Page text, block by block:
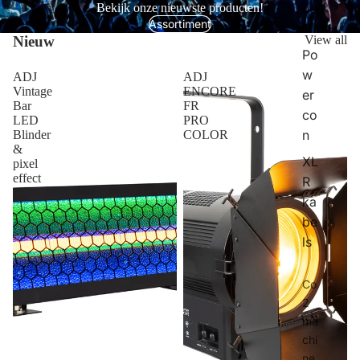
ue
1
Po
w
er
co
n
XL
R
ka
be
ls
Co
2
ma
chi
Bekijk onze nieuwste producten!
Assortiment
Nieuw View all
ADJ
Vintage
Bar
LED
Blinder
&
pixel
effect
ADJ
ENCORE
FR
PRO
COLOR